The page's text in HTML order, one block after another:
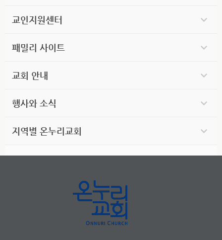
교인지원센터
패밀리 사이트
교회 안내
행사와 소식
지역별 온누리교회